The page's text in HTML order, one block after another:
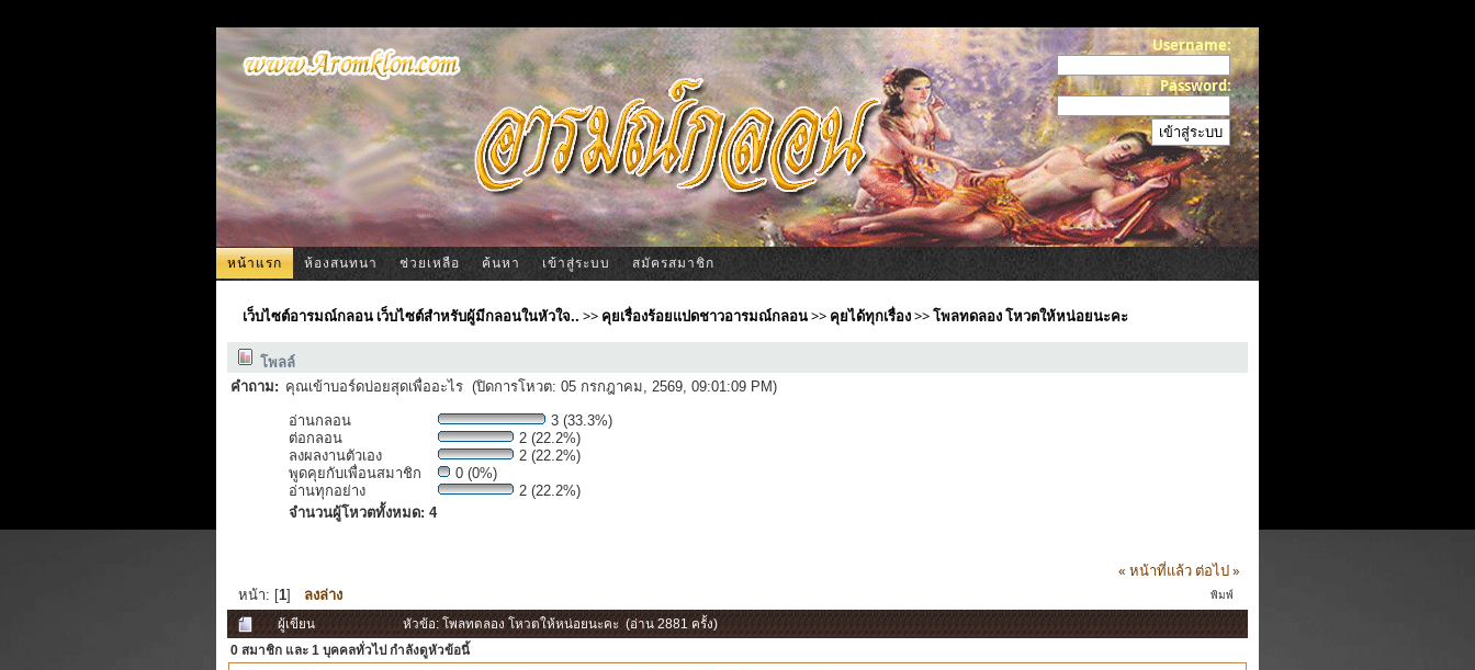
Username:
Password:
หน้าแรก ห้องสนทนา ช่วยเหลือ ค้นหา เข้าสู่ระบบ สมัครสมาชิก
เว็บไซต์อารมณ์กลอน เว็บไซต์สำหรับผู้มีกลอนในหัวใจ.. >> คุยเรื่องร้อยแปดชาวอารมณ์กลอน>> คุยได้ทุกเรื่อง>>โพลทดลอง โหวตให้หน่อยนะคะ
โพลล์
คำถาม: คุณเข้าบอร์ดบ่อยสุดเพื่ออะไร (ปิดการโหวต: 05 กรกฎาคม, 2569, 09:01:09 PM)
อ่านกลอน
3 (33.3%)
ต่อกลอน
2 (22.2%)
ลงผลงานตัวเอง
2 (22.2%)
พูดคุยกับเพื่อนสมาชิก
0 (0%)
อ่านทุกอย่าง
2 (22.2%)
จำนวนผู้โหวตทั้งหมด: 4
หน้า: [1] ลงล่าง
« หน้าที่แล้ว ต่อไป »
พิมพ์
ผู้เขียน
หัวข้อ: โพลทดลอง โหวตให้หน่อยนะคะ (อ่าน 2881 ครั้ง)
0 สมาชิก และ 1 บุคคลทั่วไป กำลังดูหัวข้อนี้